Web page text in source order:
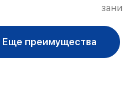
Еще преимущества